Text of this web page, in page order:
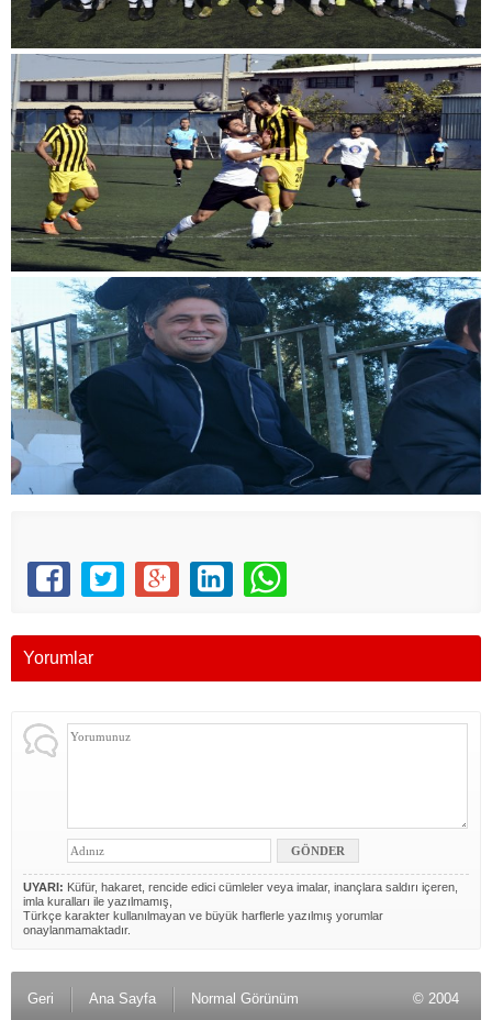
Yorumlar
UYARI: Küfür, hakaret, rencide edici cümleler veya imalar, inançlara saldırı içeren,
imla kuralları ile yazılmamış,
Türkçe karakter kullanılmayan ve büyük harflerle yazılmış yorumlar
onaylanmamaktadır.
Geri Ana Sayfa Normal Görünüm © 2004